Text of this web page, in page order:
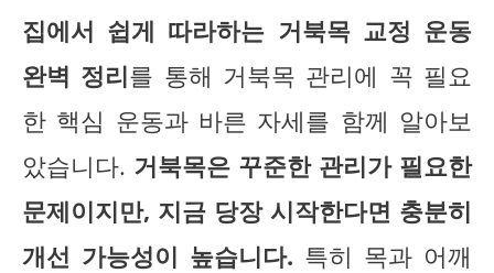
집에서 쉽게 따라하는 거북목 교정 운동
완벽 정리를 통해 거북목 관리에 꼭 필요
한 핵심 운동과 바른 자세를 함께 알아보
았습니다. 거북목은 꾸준한 관리가 필요한
문제이지만, 지금 당장 시작한다면 충분히
개선 가능성이 높습니다. 특히 목과 어깨